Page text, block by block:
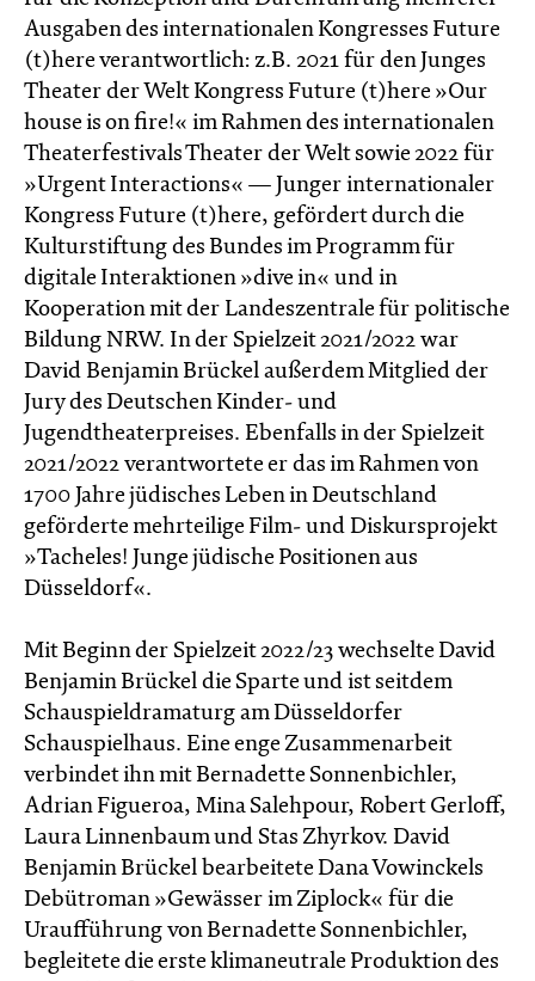
Ausgaben des internationalen Kongresses Future
(t)here verantwortlich: z.B. 2021 für den Junges
Theater der Welt Kongress Future (t)here »Our
house is on fire!« im Rahmen des internationalen
Theaterfestivals Theater der Welt sowie 2022 für
»Urgent Interactions« — Junger internationaler
Kongress Future (t)here, gefördert durch die
Kulturstiftung des Bundes im Programm für
digitale Interaktionen »dive in« und in
Kooperation mit der Landeszentrale für politische
Bildung NRW. In der Spielzeit 2021/2022 war
David Benjamin Brückel außerdem Mitglied der
Jury des Deutschen Kinder- und
Jugendtheaterpreises. Ebenfalls in der Spielzeit
2021/2022 verantwortete er das im Rahmen von
1700 Jahre jüdisches Leben in Deutschland
geförderte mehrteilige Film- und Diskursprojekt
»Tacheles! Junge jüdische Positionen aus
Düsseldorf«.
Mit Beginn der Spielzeit 2022/23 wechselte David
Benjamin Brückel die Sparte und ist seitdem
Schauspieldramaturg am Düsseldorfer
Schauspielhaus. Eine enge Zusammenarbeit
verbindet ihn mit Bernadette Sonnenbichler,
Adrian Figueroa, Mina Salehpour, Robert Gerloff,
Laura Linnenbaum und Stas Zhyrkov. David
Benjamin Brückel bearbeitete Dana Vowinckels
Debütroman »Gewässer im Ziplock« für die
Uraufführung von Bernadette Sonnenbichler,
begleitete die erste klimaneutrale Produktion des